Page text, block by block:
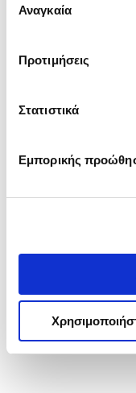
ενδιαφέρουν και
συγκατάθεσης
Αναγκαία
Προτιμήσεις
Στατιστικά
Εμπορικής